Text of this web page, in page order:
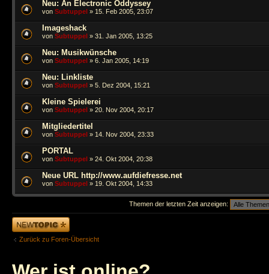
Neu: An Electronic Oddyssey
von Subtuppel » 15. Feb 2005, 23:07
Imageshack
von Subtuppel » 31. Jan 2005, 13:25
Neu: Musikwünsche
von Subtuppel » 6. Jan 2005, 14:19
Neu: Linkliste
von Subtuppel » 5. Dez 2004, 15:21
Kleine Spielerei
von Subtuppel » 20. Nov 2004, 20:17
Mitgliedertitel
von Subtuppel » 14. Nov 2004, 23:33
PORTAL
von Subtuppel » 24. Okt 2004, 20:38
Neue URL http://www.aufdiefresse.net
von Subtuppel » 19. Okt 2004, 14:33
Themen der letzten Zeit anzeigen:
Neues Thema
erstellen
Zurück zu Foren-Übersicht